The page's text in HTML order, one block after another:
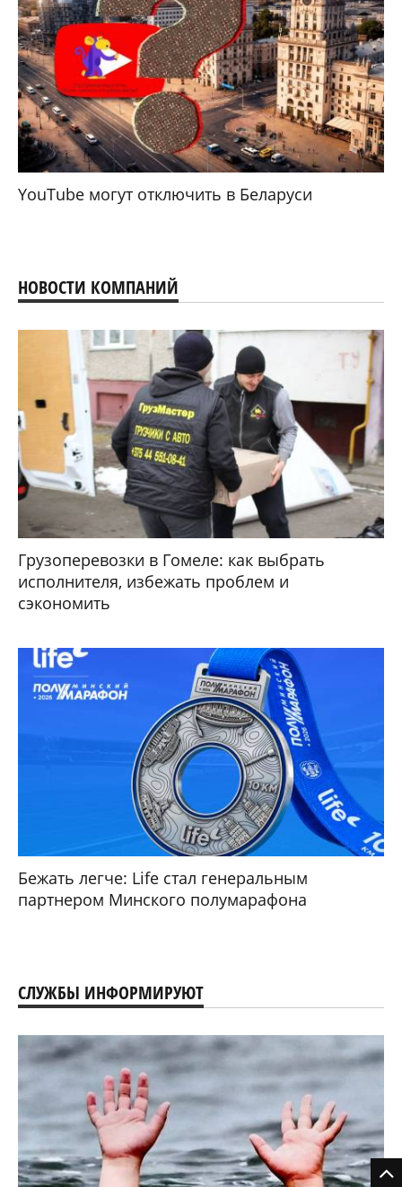
YouTube могут отключить в Беларуси
НОВОСТИ КОМПАНИЙ
Грузоперевозки в Гомеле: как выбрать
исполнителя, избежать проблем и
сэкономить
Бежать легче: Life стал генеральным
партнером Минского полумарафона
СЛУЖБЫ ИНФОРМИРУЮТ